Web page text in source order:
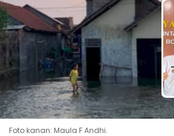
Foto kanan: Maula F Andhi.